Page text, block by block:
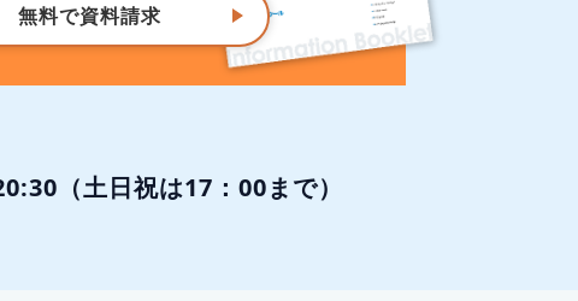
無料で資料請求
（土日祝は17：00まで）